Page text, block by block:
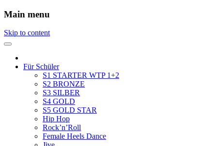
Main menu
Skip to content
Für Schüler
S1 STARTER WTP 1+2
S2 BRONZE
S3 SILBER
S4 GOLD
S5 GOLD STAR
Hip Hop
Rock’n’Roll
Female Heels Dance